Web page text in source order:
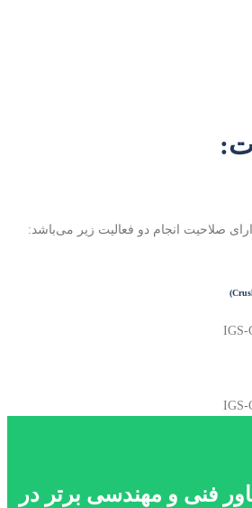
صلاحیت انجام دو فعالیت زیر می‌باشد:
فنی و مهندسی برتر در